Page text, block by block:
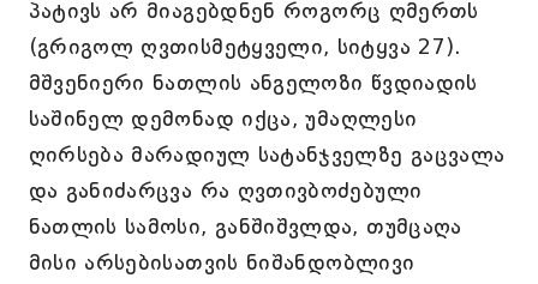
პატივს არ მიაგებდნენ როგორც ღმერთს
(გრიგოლ ღვთისმეტყველი, სიტყვა 27).
მშვენიერი ნათლის ანგელოზი წვდიადის
საშინელ დემონად იქცა, უმაღლესი
ღირსება მარადიულ სატანჯველზე გაცვალა
და განიძარცვა რა ღვთივბოძებული
ნათლის სამოსი, განშიშვლდა, თუმცაღა
მისი არსებისათვის ნიშანდობლივი